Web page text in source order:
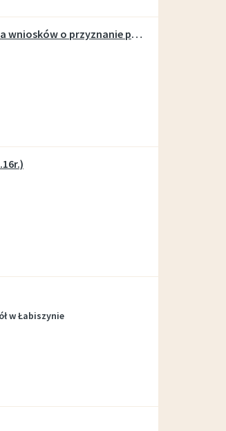
KOMUNIKAT -16 maja upływa termin składania wniosków o przyznanie płatności bezpośrednich za 2016 rok
w Łabiszynie